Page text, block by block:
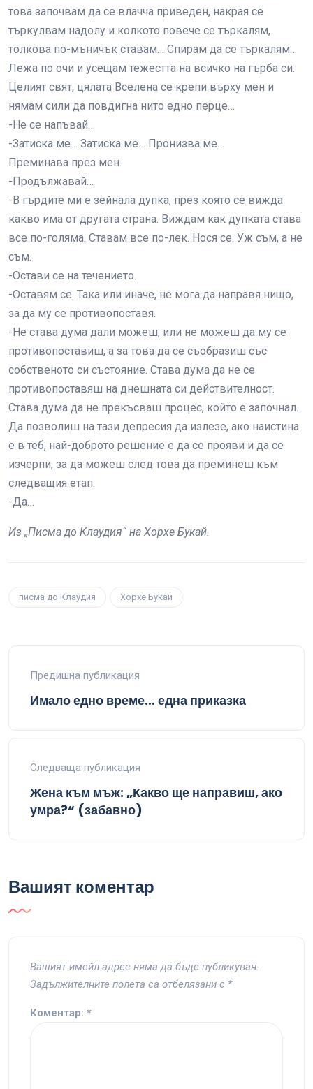
това започвам да се влачча приведен, накрая се
търкулвам надолу и колкото повече се търкалям,
толкова по-мъничък ставам… Спирам да се търкалям…
Лежа по очи и усещам тежестта на всичко на гърба си.
Целият свят, цялата Вселена се крепи върху мен и
нямам сили да повдигна нито едно перце…
-Не се напъвай…
-Затиска ме… Затиска ме… Пронизва ме…
Преминава през мен.
-Продължавай…
-В гърдите ми е зейнала дупка, през която се вижда
какво има от другата страна. Виждам как дупката става
все по-голяма. Ставам все по-лек. Нося се. Уж съм, а не
съм.
-Остави се на течението.
-Оставям се. Така или иначе, не мога да направя нищо,
за да му се противопоставя.
-Не става дума дали можеш, или не можеш да му се
противопоставиш, а за това да се съобразиш със
собственото си състояние. Става дума да не се
противопоставяш на днешната си действителност.
Става дума да не прекъсваш процес, който е започнал.
Да позволиш на тази депресия да излезе, ако наистина
е в теб, най-доброто решение е да се прояви и да се
изчерпи, за да можеш след това да преминеш към
следващия етап.
-Да…
Из „Писма до Клаудия“ на Хорхе Букай.
писма до Клаудия Хорхе Букай
Предишна публикация
Имало едно време… една приказка
Следваща публикация
Жена към мъж: „Какво ще направиш, ако
умра?“ (забавно)
Вашият коментар
Вашият имейл адрес няма да бъде публикуван.
Задължителните полета са отбелязани с *
Коментар: *